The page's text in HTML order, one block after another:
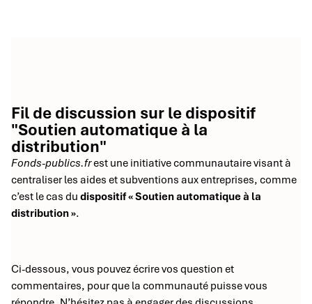
Fil de discussion sur le dispositif
"Soutien automatique à la
distribution"
Fonds-publics.frest une initiative communautaire visant à
centraliser les aides et subventions aux entreprises, comme
c’est le cas du dispositif « Soutien automatique à la
distribution ».
Ci-dessous, vous pouvez écrire vos question et
commentaires, pour que la communauté puisse vous